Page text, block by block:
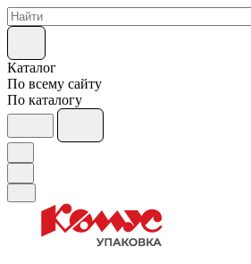
Каталог
По всему сайту
По каталогу